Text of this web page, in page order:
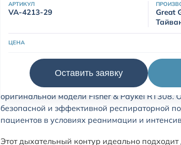
АРТИКУЛ
VA-4213-29
Great
ЦЕНА
Оставить заявку
Одноразовый дыхательный контур VA-4213-
оригинальной модели Fisher & Paykel RT308.
безопасной и эффективной респираторной
пациентов в условиях реанимации и
Этот дыхательный контур идеально